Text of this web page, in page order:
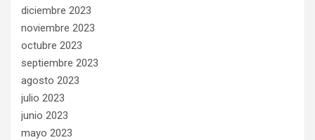
diciembre 2023
noviembre 2023
octubre 2023
septiembre 2023
agosto 2023
julio 2023
junio 2023
mayo 2023